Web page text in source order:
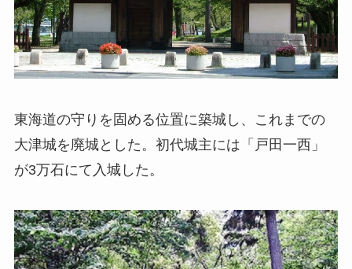
東海道の守りを固める位置に築城し、これまでの
大津城を廃城とした。初代城主には「戸田一西」
が3万石にて入城した。